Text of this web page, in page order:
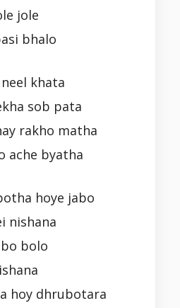
jole
bhalo
khata
sob pata
rakho matha
ache byatha
hoye jabo
nishana
bolo
hoy dhrubotara